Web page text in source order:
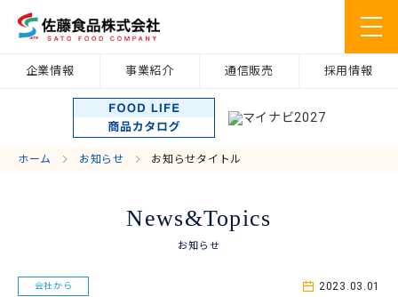
企業情報 事業紹介 通信販売 採用情報
ホーム お知らせ お知らせタイトル
News&Topics
お知らせ
会社から 2023.03.01